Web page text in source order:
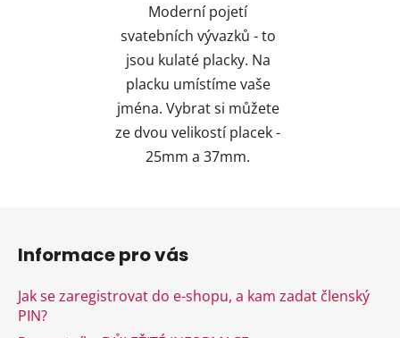
Moderní pojetí
svatebních vývazků - to
jsou kulaté placky. Na
placku umístíme vaše
jména. Vybrat si můžete
ze dvou velikostí placek -
25mm a 37mm.
Informace pro vás
Jak se zaregistrovat do e-shopu, a kam zadat členský
PIN?